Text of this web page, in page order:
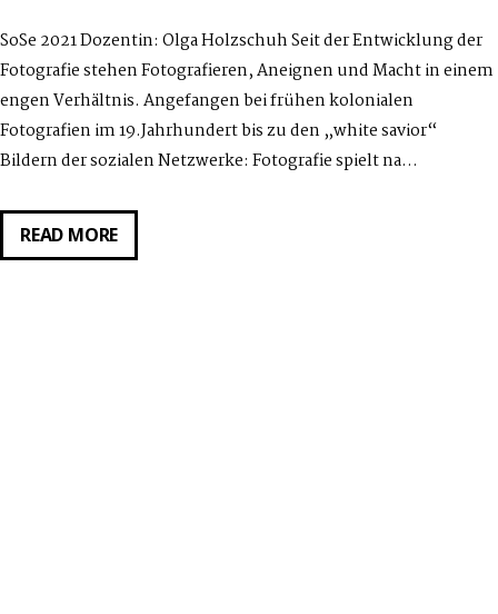
SoSe 2021 Dozentin: Olga Holzschuh Seit der Entwicklung der
Fotografie stehen Fotografieren, Aneignen und Macht in einem
engen Verhältnis. Angefangen bei frühen kolonialen
Fotografien im 19.Jahrhundert bis zu den „white savior“
Bildern der sozialen Netzwerke: Fotografie spielt na…
READ MOREDIGITALER
RUNDGANG: